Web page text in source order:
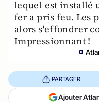
lequel est installé
fer a pris feu. Les
alors s'effondrer
Impressionnant !
PARTAGER
Ajouter